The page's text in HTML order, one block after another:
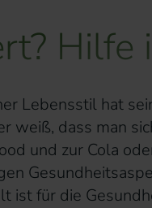
Lebensstil hat
weiß, dass man
und zur Cola
ist für die